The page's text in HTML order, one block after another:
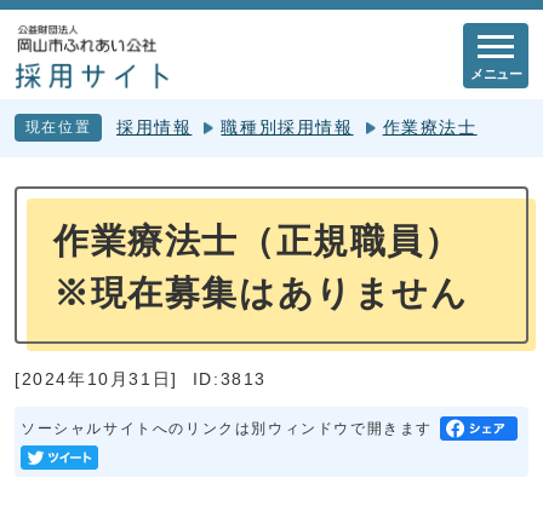
メニュー
現在位置 採用情報 職種別採用情報 作業療法士
作業療法士（正規職員）
※現在募集はありません
[2024年10月31日] ID:3813
ソーシャルサイトへのリンクは別ウィンドウで開きます